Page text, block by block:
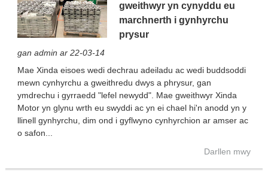
gweithwyr yn cynyddu eu
marchnerth i gynhyrchu
prysur
gan admin ar 22-03-14
Mae Xinda eisoes wedi dechrau adeiladu ac wedi buddsoddi
mewn cynhyrchu a gweithredu dwys a phrysur, gan
ymdrechu i gyrraedd "lefel newydd". Mae gweithwyr Xinda
Motor yn glynu wrth eu swyddi ac yn ei chael hi'n anodd yn y
llinell gynhyrchu, dim ond i gyflwyno cynhyrchion ar amser ac
o safon...
Darllen mwy